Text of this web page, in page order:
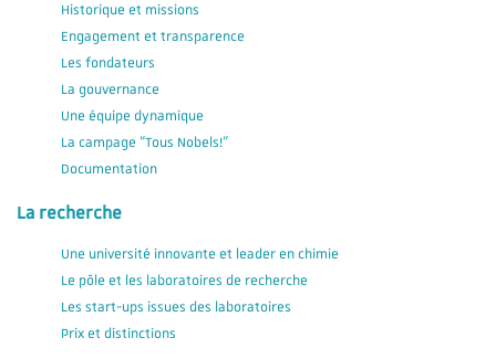
Historique et missions
Engagement et transparence
Les fondateurs
La gouvernance
Une équipe dynamique
La campage "Tous Nobels!"
Documentation
La recherche
Une université innovante et leader en chimie
Le pôle et les laboratoires de recherche
Les start-ups issues des laboratoires
Prix et distinctions